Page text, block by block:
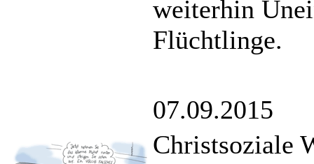
weiterhin
Flüchtlinge.
07.09.2015
Christsoziale